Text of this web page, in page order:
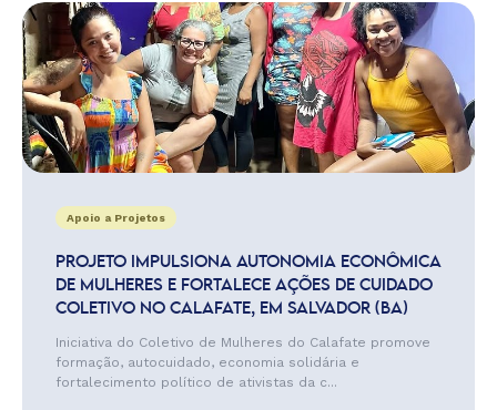
Apoio a Projetos
PROJETO IMPULSIONA AUTONOMIA ECONÔMICA
DE MULHERES E FORTALECE AÇÕES DE CUIDADO
COLETIVO NO CALAFATE, EM SALVADOR (BA)
Iniciativa do Coletivo de Mulheres do Calafate promove
formação, autocuidado, economia solidária e
fortalecimento político de ativistas da c...